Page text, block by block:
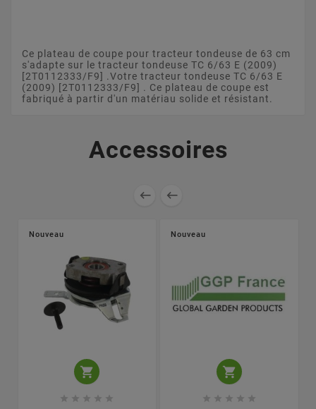
Ce plateau de coupe pour tracteur tondeuse de 63 cm
s'adapte sur le tracteur tondeuse TC 6/63 E (2009)
[2T0112333/F9] .Votre tracteur tondeuse TC 6/63 E
(2009) [2T0112333/F9] . Ce plateau de coupe est
fabriqué à partir d'un matériau solide et résistant.
Accessoires
 
Nouveau

    
Nouveau

    